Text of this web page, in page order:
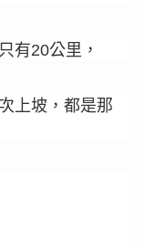
有20公里，
上坡，都是那